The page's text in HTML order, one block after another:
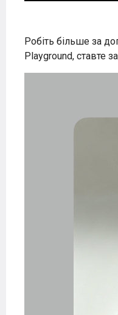
Робіть більше за
Playground, ставте